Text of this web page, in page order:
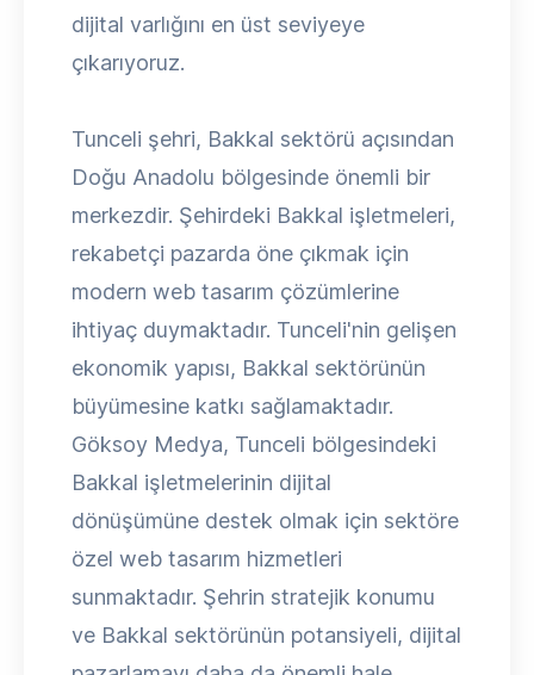
dijital varlığını en üst seviyeye
çıkarıyoruz.
Tunceli şehri, Bakkal sektörü açısından
Doğu Anadolu bölgesinde önemli bir
merkezdir. Şehirdeki Bakkal işletmeleri,
rekabetçi pazarda öne çıkmak için
modern web tasarım çözümlerine
ihtiyaç duymaktadır. Tunceli'nin gelişen
ekonomik yapısı, Bakkal sektörünün
büyümesine katkı sağlamaktadır.
Göksoy Medya, Tunceli bölgesindeki
Bakkal işletmelerinin dijital
dönüşümüne destek olmak için sektöre
özel web tasarım hizmetleri
sunmaktadır. Şehrin stratejik konumu
ve Bakkal sektörünün potansiyeli, dijital